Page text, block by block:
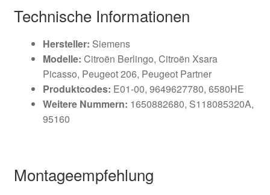
Technische Informationen
Hersteller: Siemens
Modelle: Citroën Berlingo, Citroën Xsara
Picasso, Peugeot 206, Peugeot Partner
Produktcodes: E01-00, 9649627780, 6580HE
Weitere Nummern: 1650882680, S118085320A,
95160
Montageempfehlung